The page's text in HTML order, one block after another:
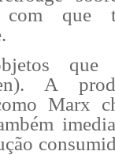
com que
que
A
Marx